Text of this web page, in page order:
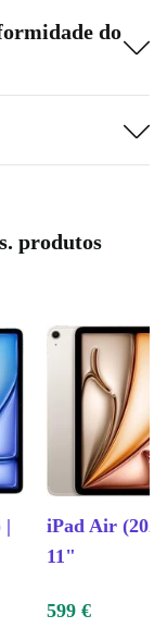
do
produtos
|
iPad Air
11"
599 €